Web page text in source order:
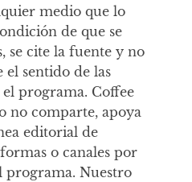
medio que lo
de que se
se cite la fuente y no
el sentido de las
programa. Coffee
no comparte, apoya
editorial de
o canales por
programa. Nuestro